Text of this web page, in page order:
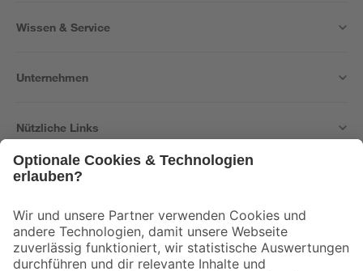
Wissen & Service
Unternehmen
Nützliche Links
Der toom Newsletter: Keine Angebote und Aktionen mehr verpassen!
Zur Newsletter Anmeldung